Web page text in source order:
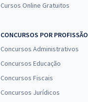
Cursos Online Gratuitos
CONCURSOS POR PROFISSÃO
Concursos Administrativos
Concursos Educação
Concursos Fiscais
Concursos Jurídicos